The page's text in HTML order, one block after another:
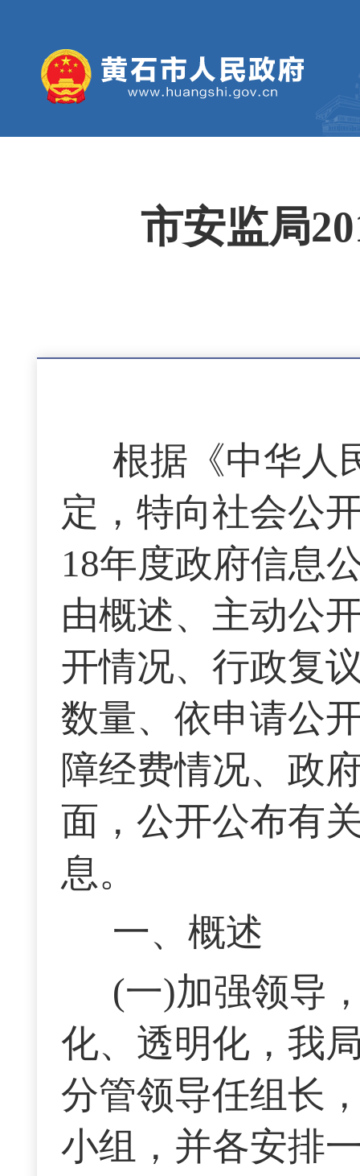
市安监局
根据《中华人
定，特向社会公
18年度政府信息
由概述、主动公
开情况、行政复
数量、依申请公
障经费情况、政
面，公开公布有
息。
一、概述
(一)加强领导
化、透明化，我
分管领导任组长
小组，并各安排